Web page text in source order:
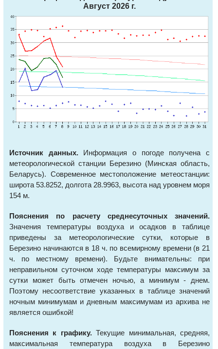
Август 2026 г.
Источник данных.Информация о погоде получена с
метеорологической станции Березино (Минская область,
Беларусь). Современное местоположение метеостанции:
широта 53.8252, долгота 28.9963, высота над уровнем моря
154 м.
Пояснения по расчету среднесуточных значений.
Значения температуры воздуха и осадков в таблице
приведены за метеорологические сутки, которые в
Березино начинаются в 18 ч. по всемирному времени (в 21
ч. по местному времени). Будьте внимательны: при
неправильном суточном ходе температуры максимум за
сутки может быть отмечен ночью, а минимум - днем.
Поэтому несоответствие указанных в таблице значений
ночным минимумам и дневным максимумам из архива не
является ошибкой!
Пояснения к графику.Текущие минимальная, средняя,
максимальная температура воздуха в Березино